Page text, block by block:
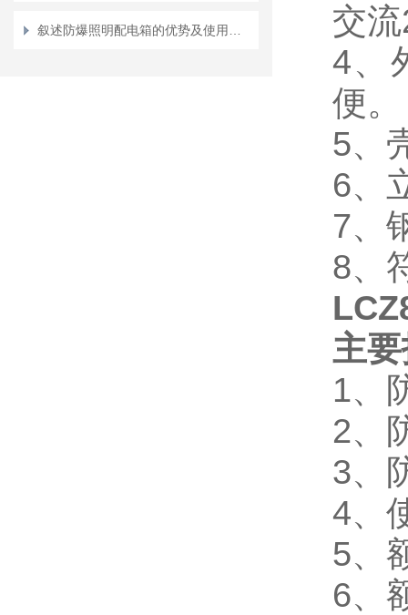
交
4、
便。
5、
6、
7、
8、
主
1、
2、
3、
4、
5、
6、